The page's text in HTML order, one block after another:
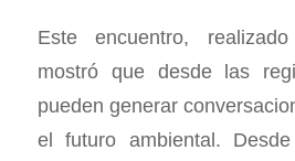
Este encuentro,
mostró que desde las
pueden generar
el futuro ambiental.